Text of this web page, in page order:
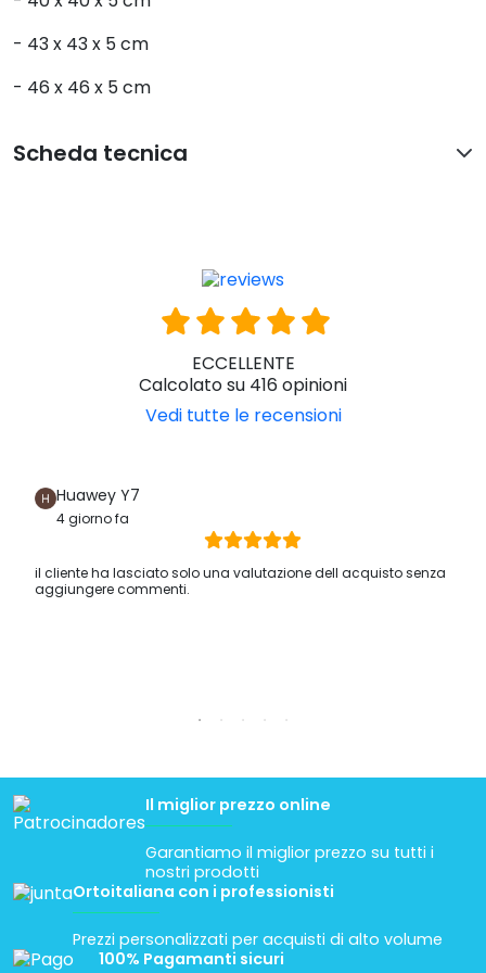
- 43 x 43 x 5 cm
- 46 x 46 x 5 cm
Scheda tecnica
ECCELLENTE
Calcolato su 416 opinioni
Vedi tutte le recensioni
Huawey Y7
4 giorno fa
il cliente ha lasciato solo una valutazione dell acquisto senza
aggiungere commenti.
Il miglior prezzo online
Garantiamo il miglior prezzo su tutti i
nostri prodotti
Ortoitaliana con i professionisti
Prezzi personalizzati per acquisti di alto volume
100% Pagamanti sicuri